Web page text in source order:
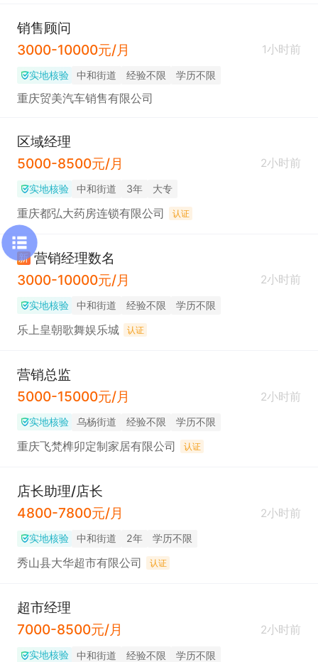
销售顾问
3000-10000元/月
1小时前
实地核验 中和街道 经验不限 学历不限
重庆贸美汽车销售有限公司
区域经理
5000-8500元/月
2小时前
实地核验 中和街道 3年 大专
重庆都弘大药房连锁有限公司 认证
新 营销经理数名
3000-10000元/月
2小时前
实地核验 中和街道 经验不限 学历不限
乐上皇朝歌舞娱乐城 认证
营销总监
5000-15000元/月
2小时前
实地核验 乌杨街道 经验不限 学历不限
重庆飞梵榫卯定制家居有限公司 认证
店长助理/店长
4800-7800元/月
2小时前
实地核验 中和街道 2年 学历不限
秀山县大华超市有限公司 认证
超市经理
7000-8500元/月
2小时前
实地核验 中和街道 经验不限 学历不限